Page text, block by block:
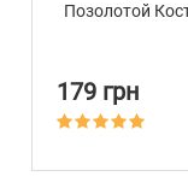
Позолотой
179 грн